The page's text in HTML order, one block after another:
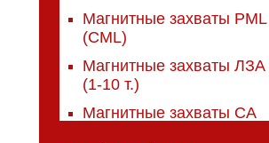
Магнитные захваты PML
(CML)
Магнитные захваты ЛЗА
(1-10 т.)
Магнитные захваты СА